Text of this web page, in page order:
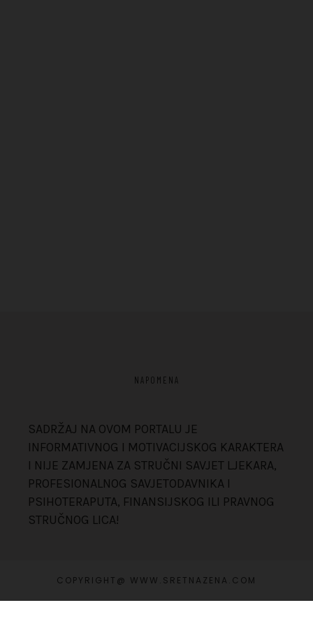
NAPOMENA
SADRŽAJ NA OVOM PORTALU JE
INFORMATIVNOG I MOTIVACIJSKOG KARAKTERA
I NIJE ZAMJENA ZA STRUČNI SAVJET LJEKARA,
PROFESIONALNOG SAVJETODAVNIKA I
PSIHOTERAPUTA, FINANSIJSKOG ILI PRAVNOG
STRUČNOG LICA!
COPYRIGHT@ WWW.SRETNAZENA.COM